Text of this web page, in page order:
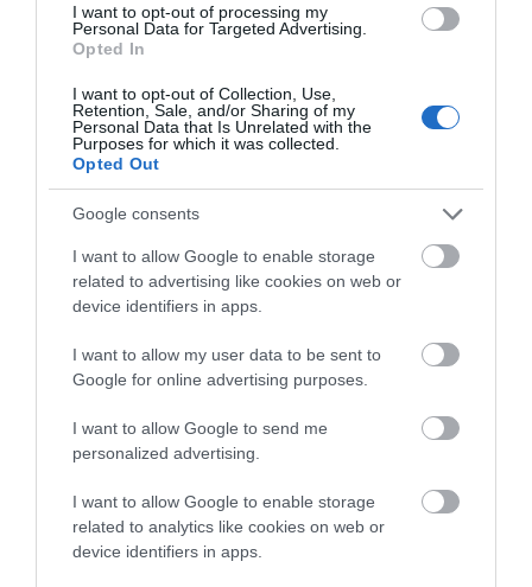
I want to opt-out of processing my
Personal Data for Targeted Advertising.
Opted In
I want to opt-out of Collection, Use,
Retention, Sale, and/or Sharing of my
Personal Data that Is Unrelated with the
Purposes for which it was collected.
Opted Out
Google consents
I want to allow Google to enable storage
related to advertising like cookies on web or
device identifiers in apps.
I want to allow my user data to be sent to
Google for online advertising purposes.
I want to allow Google to send me
personalized advertising.
I want to allow Google to enable storage
related to analytics like cookies on web or
device identifiers in apps.
Προτεινόμενα άρθρα
Φωτογραφίες-κειμήλια από καλοκαίρια στην Άνδρο –
Από τον 19ο αιώνα μέχρι και την δεκαετία του 1970
ΤΟ ΜΕΓΑΛΥΤΕΡΟ ΠΑΝΗΓΥΡΙ ΤΗΣ ΑΝΔΡΟΥ: Του
ΟΡΜΟΣ ΚΟΡΘΙΟΥ: Όταν η φωτογραφία γίνεται μνήμη
ΦΕΣΤΙΒΑΛ ΑΝΔΡΟΥ: Ένα βαθυστόχαστο έργο του
Μπέκετ